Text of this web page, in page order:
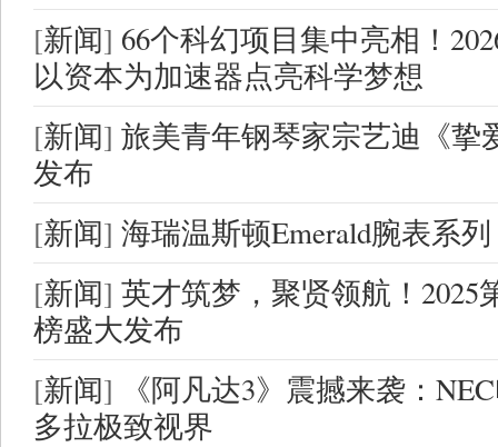
[新闻] 66个科幻项目集中亮相！
以资本为加速器点亮科学梦想
[新闻] 旅美青年钢琴家宗艺迪《挚
发布
[新闻] 海瑞温斯顿Emerald腕表系
[新闻] 英才筑梦，聚贤领航！
榜盛大发布
[新闻]
《阿凡达3》震撼来袭：
多拉极致视界